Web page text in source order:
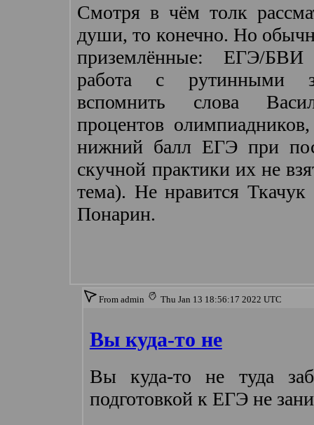
Смотря в чём толк
души, то конечно. Но
приземлённые: ЕГЭ/БВИ
работа с рутинными
вспомнить слова
процентов
нижний балл ЕГЭ при
скучной практики их не
тема). Не нравится
Понарин.
From admin Thu Jan 13 18:56:17 2022 UTC
Вы куда-то не
Вы куда-то не туда
подготовкой к ЕГЭ не